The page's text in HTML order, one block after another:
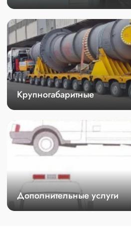
Крупногабаритные
Дополнительные услуги